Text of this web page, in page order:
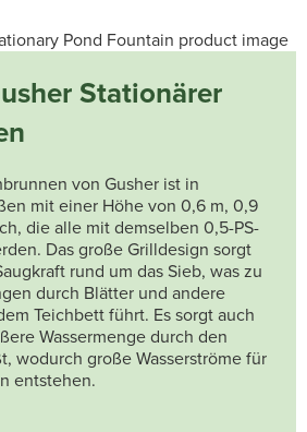
Stationärer
von Gusher ist in
mit einer Höhe von 0,6 m, 0,9
die alle mit demselben 0,5-PS-
Das große Grilldesign sorgt
rund um das Sieb, was zu
durch Blätter und andere
Teichbett führt. Es sorgt auch
Wassermenge durch den
wodurch große Wasserströme für
entstehen.